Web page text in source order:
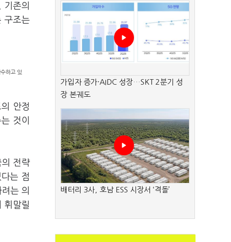
존의
구조는
하고 있
안정
것이
전략
는 점
는 의
휘말릴
가입자 증가·AIDC 성장…SKT 2분기 성
장 본궤도
배터리 3사, 호남 ESS 시장서 ‘격돌’